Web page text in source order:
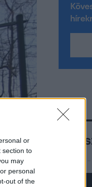
or
section to
may
personal
out of the